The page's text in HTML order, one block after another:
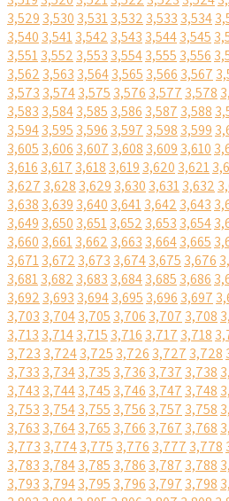
3,529 3,530 3,5313,532 3,533 3,534
3,540 3,5413,542 3,543 3,5443,545
3,5513,552 3,553 3,5543,555 3,556
3,562 3,563 3,5643,565 3,566 3,567
3,573 3,5743,575 3,576 3,577 3,578
3,583 3,5843,585 3,586 3,587 3,588
3,5943,595 3,596 3,597 3,598 3,599
3,605 3,606 3,607 3,608 3,609 3,610
3,616 3,617 3,618 3,619 3,620 3,621
3,627 3,628 3,629 3,630 3,6313,632
3,638 3,639 3,640 3,6413,642 3,643
3,649 3,650 3,6513,652 3,653 3,654
3,660 3,6613,662 3,663 3,6643,665
3,6713,672 3,673 3,6743,675 3,676
3,6813,682 3,683 3,6843,685 3,686
3,692 3,693 3,6943,695 3,696 3,697
3,703 3,7043,705 3,706 3,707 3,708
3,713 3,7143,715 3,716 3,717 3,718
3,723 3,7243,725 3,726 3,727 3,728
3,733 3,7343,735 3,736 3,737 3,738
3,743 3,7443,745 3,746 3,747 3,748
3,753 3,7543,755 3,756 3,757 3,758
3,763 3,7643,765 3,766 3,767 3,768
3,773 3,7743,775 3,776 3,777 3,778
3,783 3,7843,785 3,786 3,787 3,788
3,793 3,7943,795 3,796 3,797 3,798